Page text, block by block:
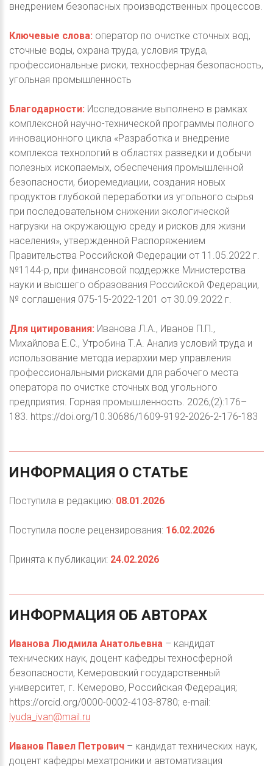
внедрением безопасных производственных процессов.
Ключевые слова: оператор по очистке сточных вод,
сточные воды, охрана труда, условия труда,
профессиональные риски, техносферная безопасность,
угольная промышленность
Благодарности: Исследование выполнено в рамках
комплексной научно-технической программы полного
инновационного цикла «Разработка и внедрение
комплекса технологий в областях разведки и добычи
полезных ископаемых, обеспечения промышленной
безопасности, биоремедиации, создания новых
продуктов глубокой переработки из угольного сырья
при последовательном снижении экологической
нагрузки на окружающую среду и рисков для жизни
населения», утвержденной Распоряжением
Правительства Российской Федерации от 11.05.2022 г.
№1144-р, при финансовой поддержке Министерства
науки и высшего образования Российской Федерации,
№ соглашения 075-15-2022-1201 от 30.09.2022 г.
Для цитирования: Иванова Л.А., Иванов П.П.,
Михайлова Е.С., Утробина Т.А. Анализ условий труда и
использование метода иерархии мер управления
профессиональными рисками для рабочего места
оператора по очистке сточных вод угольного
предприятия. Горная промышленность. 2026;(2):176–
183. https://doi.org/10.30686/1609-9192-2026-2-176-183
ИНФОРМАЦИЯ О СТАТЬЕ
Поступила в редакцию: 08.01.2026
Поступила после рецензирования: 16.02.2026
Принята к публикации: 24.02.2026
ИНФОРМАЦИЯ ОБ АВТОРАХ
Иванова Людмила Анатольевна – кандидат
технических наук, доцент кафедры техносферной
безопасности, Кемеровский государственный
университет, г. Кемерово, Российская Федерация;
https://orcid.org/0000-0002-4103-8780; e-mail:
lyuda_ivan@mail.ru
Иванов Павел Петрович – кандидат технических наук,
доцент кафедры мехатроники и автоматизация